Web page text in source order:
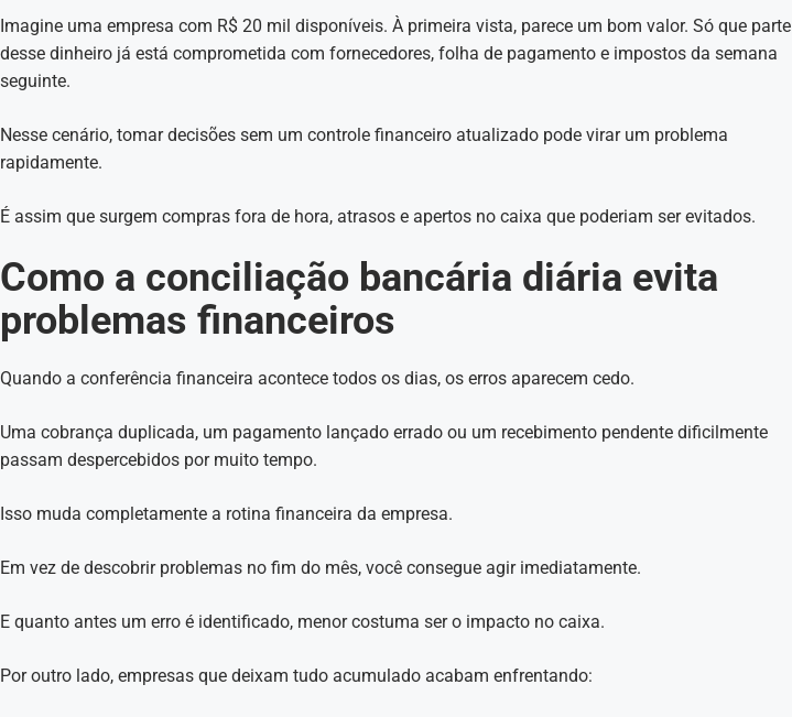
Imagine uma empresa com R$ 20 mil disponíveis. À primeira vista, parece um bom valor. Só que parte
desse dinheiro já está comprometida com fornecedores, folha de pagamento e impostos da semana
seguinte.
Nesse cenário, tomar decisões sem um controle financeiro atualizado pode virar um problema
rapidamente.
É assim que surgem compras fora de hora, atrasos e apertos no caixa que poderiam ser evitados.
Como a conciliação bancária diária evita
problemas financeiros
Quando a conferência financeira acontece todos os dias, os erros aparecem cedo.
Uma cobrança duplicada, um pagamento lançado errado ou um recebimento pendente dificilmente
passam despercebidos por muito tempo.
Isso muda completamente a rotina financeira da empresa.
Em vez de descobrir problemas no fim do mês, você consegue agir imediatamente.
E quanto antes um erro é identificado, menor costuma ser o impacto no caixa.
Por outro lado, empresas que deixam tudo acumulado acabam enfrentando: